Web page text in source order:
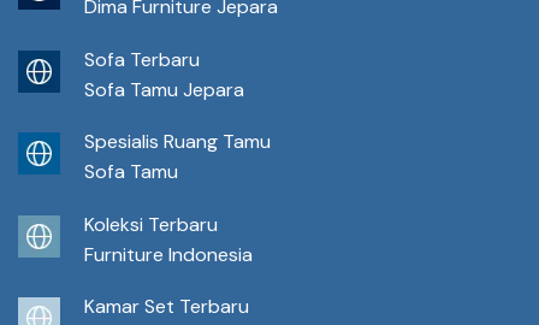
Dima Furniture Jepara
Sofa Terbaru
Sofa Tamu Jepara
Spesialis Ruang Tamu
Sofa Tamu
Koleksi Terbaru
Furniture Indonesia
Kamar Set Terbaru